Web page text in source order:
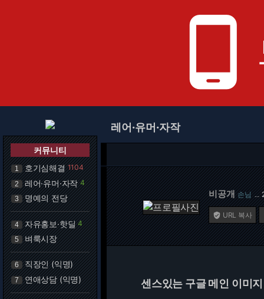
phone_android
커뮤니티
1 호기심해결 1104
2 레어·유머·자작 4
3 명예의 전당
4 자유홍보·핫딜 4
5 벼룩시장
6 직장인 (익명)
7 연애상담 (익명)
레어·유머·자작
비공개 손님 …
 URL 복사
센스있는 구글 메인 이미지